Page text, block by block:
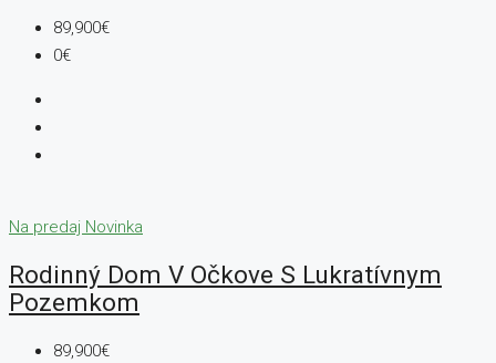
89,900€
0€
Na predaj Novinka
Rodinný Dom V Očkove S Lukratívnym
Pozemkom
89,900€